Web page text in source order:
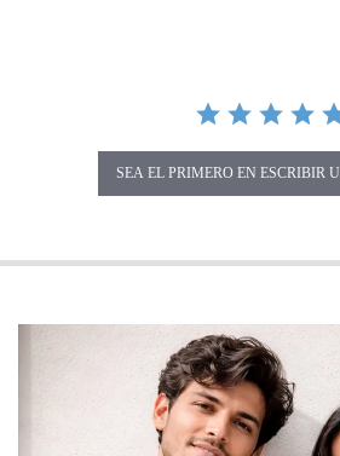
SEA EL PRIMERO EN ESCRIBIR